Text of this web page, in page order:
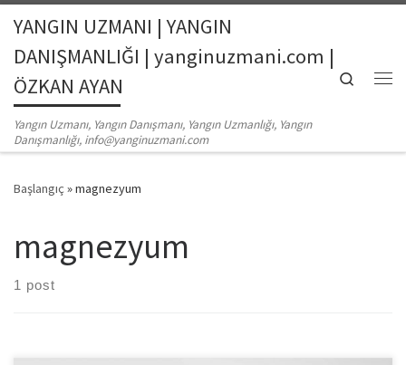
Skip to content
YANGIN UZMANI | YANGIN
DANIŞMANLIĞI | yanginuzmani.com |
ÖZKAN AYAN
Yangın Uzmanı, Yangın Danışmanı, Yangın Uzmanlığı, Yangın
Danışmanlığı, info@yanginuzmani.com
Search
Başlangıç »magnezyum
magnezyum
1 post